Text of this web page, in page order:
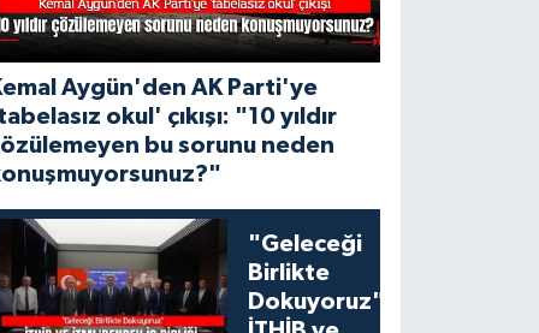
Aygün'den AK Parti'ye
okul' çıkışı: "10 yıldır
bu sorunu neden
"Geleceği
Birlikte
Dokuyoruz":